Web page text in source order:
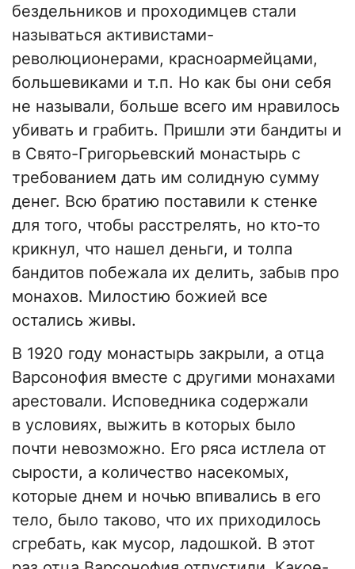
бездельников и проходимцев стали
называться активистами-
революционерами, красноармейцами,
большевиками и т.п. Но как бы они себя
не называли, больше всего им нравилось
убивать и грабить. Пришли эти бандиты и
в Свято-Григорьевский монастырь с
требованием дать им солидную сумму
денег. Всю братию поставили к стенке
для того, чтобы расстрелять, но кто-то
крикнул, что нашел деньги, и толпа
бандитов побежала их делить, забыв про
монахов. Милостию божией все
остались живы.
В 1920 году монастырь закрыли, а отца
Варсонофия вместе с другими монахами
арестовали. Исповедника содержали
в условиях, выжить в которых было
почти невозможно. Его ряса истлела от
сырости, а количество насекомых,
которые днем и ночью впивались в его
тело, было таково, что их приходилось
сгребать, как мусор, ладошкой. В этот